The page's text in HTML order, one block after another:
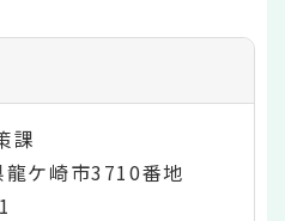
課
ケ崎市3710番地